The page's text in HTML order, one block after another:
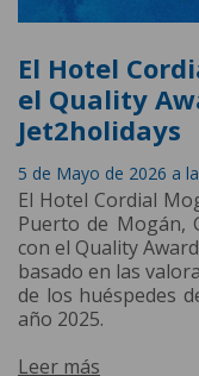
El Hotel
el Quality
Jet2holidays
5 de Mayo de 2026 a
El Hotel Cordial
Puerto de Mogán,
con el Quality
basado en las
de los huéspedes
año 2025.
Leer más